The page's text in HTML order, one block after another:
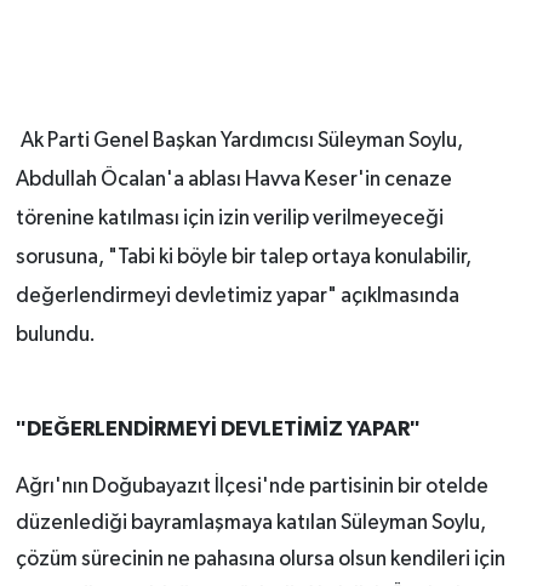
Ak Parti Genel Başkan Yardımcısı Süleyman Soylu,
Abdullah Öcalan'a ablası Havva Keser'in cenaze
törenine katılması için izin verilip verilmeyeceği
sorusuna, "Tabi ki böyle bir talep ortaya konulabilir,
değerlendirmeyi devletimiz yapar" açıklmasında
bulundu.
"DEĞERLENDİRMEYİ DEVLETİMİZ YAPAR"
Ağrı'nın Doğubayazıt İlçesi'nde partisinin bir otelde
düzenlediği bayramlaşmaya katılan Süleyman Soylu,
çözüm sürecinin ne pahasına olursa olsun kendileri için